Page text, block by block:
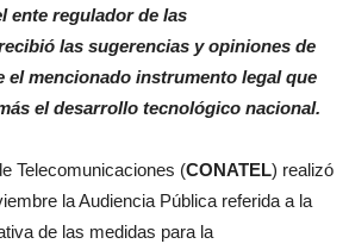
ente regulador de las
las sugerencias y opiniones de
el mencionado instrumento legal que
el desarrollo tecnológico nacional.
Telecomunicaciones (CONATEL) realizó
la Audiencia Pública referida a la
de las medidas para la